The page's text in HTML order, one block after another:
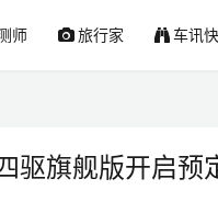
师 旅行家 车讯
驱旗舰版开启预